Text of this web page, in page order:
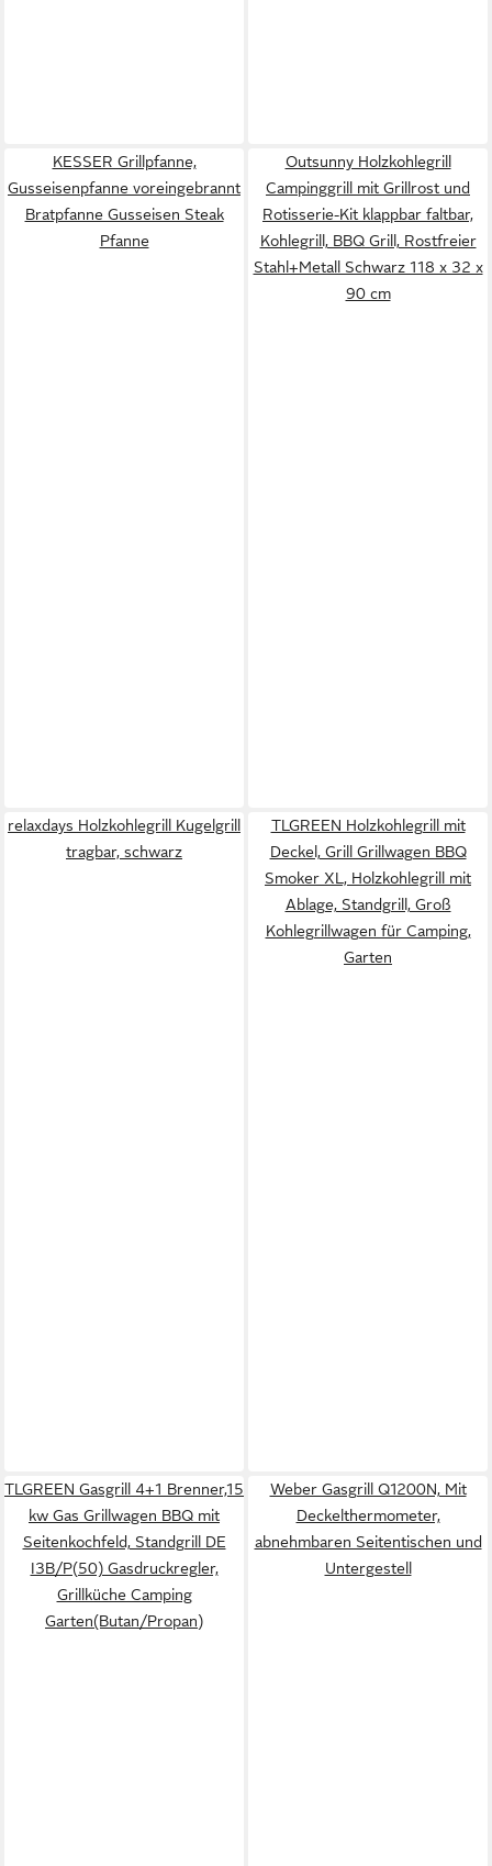
KESSER Grillpfanne,
Gusseisenpfanne voreingebrannt
Bratpfanne Gusseisen Steak
Pfanne
Outsunny Holzkohlegrill
Campinggrill mit Grillrost und
Rotisserie-Kit klappbar faltbar,
Kohlegrill, BBQ Grill, Rostfreier
Stahl+Metall Schwarz 118 x 32 x
90 cm
relaxdays Holzkohlegrill Kugelgrill
tragbar, schwarz
TLGREEN Holzkohlegrill mit
Deckel, Grill Grillwagen BBQ
Smoker XL, Holzkohlegrill mit
Ablage, Standgrill, Groß
Kohlegrillwagen für Camping,
Garten
TLGREEN Gasgrill 4+1 Brenner,15
kw Gas Grillwagen BBQ mit
Seitenkochfeld, Standgrill DE
I3B/P(50) Gasdruckregler,
Grillküche Camping
Garten(Butan/Propan)
Weber Gasgrill Q1200N, Mit
Deckelthermometer,
abnehmbaren Seitentischen und
Untergestell